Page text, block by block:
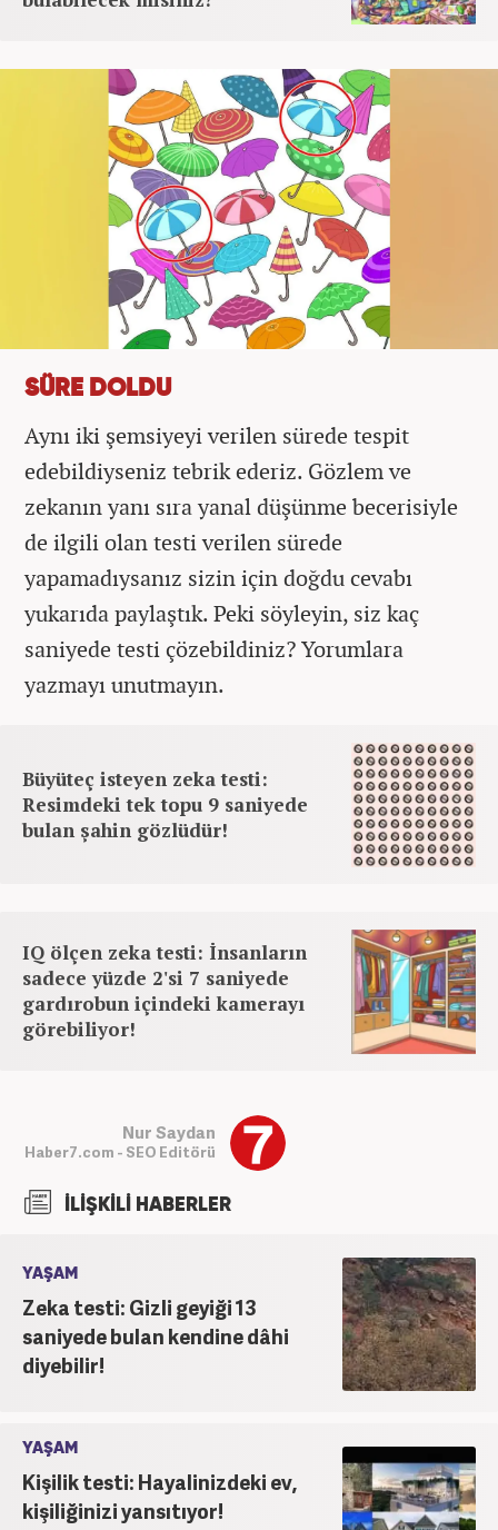
SÜRE DOLDU
Aynı iki şemsiyeyi verilen sürede tespit
edebildiyseniz tebrik ederiz. Gözlem ve
zekanın yanı sıra yanal düşünme becerisiyle
de ilgili olan testi verilen sürede
yapamadıysanız sizin için doğdu cevabı
yukarıda paylaştık. Peki söyleyin, siz kaç
saniyede testi çözebildiniz? Yorumlara
yazmayı unutmayın.
Büyüteç isteyen zeka testi:
Resimdeki tek topu 9 saniyede
bulan şahin gözlüdür!
IQ ölçen zeka testi: İnsanların
sadece yüzde 2'si 7 saniyede
gardırobun içindeki kamerayı
görebiliyor!
Nur Saydan
Haber7.com - SEO Editörü
İLİŞKİLİ HABERLER
YAŞAM
Zeka testi: Gizli geyiği 13
saniyede bulan kendine dâhi
diyebilir!
YAŞAM
Kişilik testi: Hayalinizdeki ev,
kişiliğinizi yansıtıyor!